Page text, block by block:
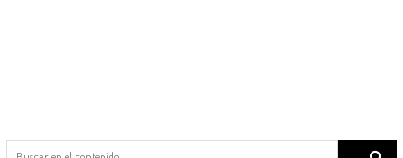
Search